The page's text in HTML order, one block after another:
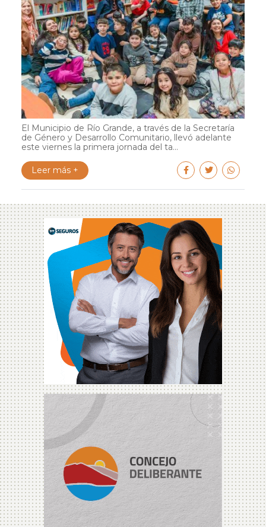
El Municipio de Río Grande, a través de la Secretaría
de Género y Desarrollo Comunitario, llevó adelante
este viernes la primera jornada del ta...
Leer más +